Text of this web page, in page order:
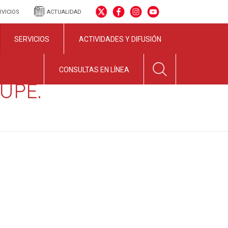
ACTUALIDAD
SERVICIOS ACTIVIDADES Y DIFUSIÓN
CONSULTAS EN LÍNEA